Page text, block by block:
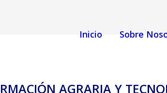
Inicio Sobre
AGRARIA Y